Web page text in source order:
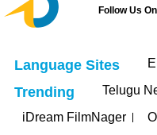
Follow Us
Language Sites
Trending Telugu
iDream FilmNager